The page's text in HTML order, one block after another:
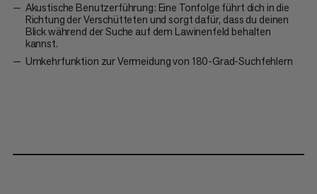
Akustische Benutzerführung: Eine Tonfolge führt dich in die
Richtung der Verschütteten und sorgt dafür, dass du deinen
Blick während der Suche auf dem Lawinenfeld behalten
kannst.
Umkehrfunktion zur Vermeidung von 180-Grad-Suchfehlern